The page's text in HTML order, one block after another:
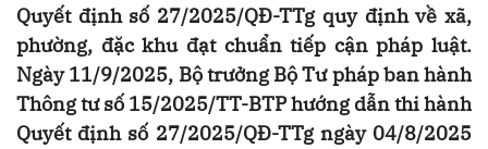
Quyết định số 27/2025/QĐ-TTg quy định về xã,
phường, đặc khu đạt chuẩn tiếp cận pháp luật.
Ngày 11/9/2025, Bộ trưởng Bộ Tư pháp ban hành
Thông tư số 15/2025/TT-BTP hướng dẫn thi hành
Quyết định số 27/2025/QĐ-TTg ngày 04/8/2025